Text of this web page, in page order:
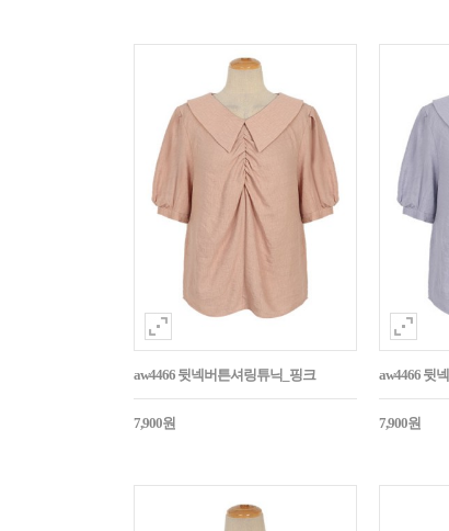
aw4466 뒷넥버튼셔링튜닉_핑크
7,900원
aw4466 뒷
7,900원